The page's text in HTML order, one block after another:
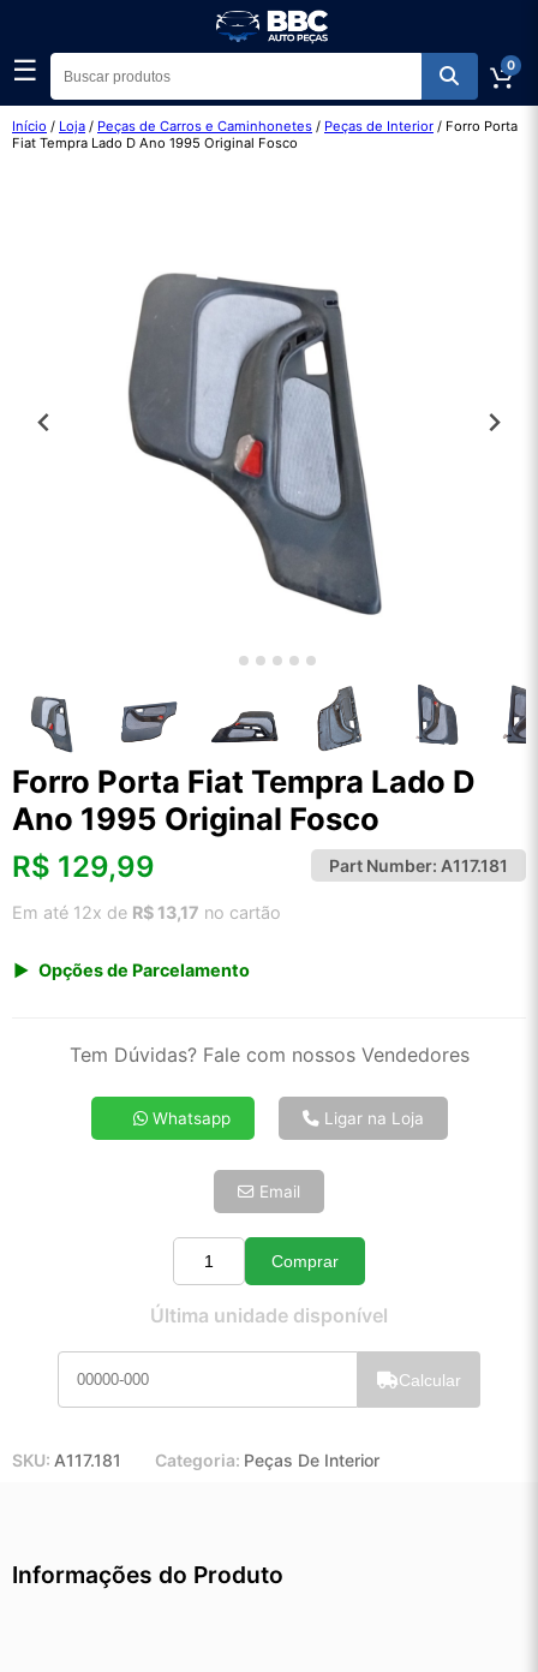
☰ 0
Início / Loja / Peças de Carros e Caminhonetes / Peças de Interior / Forro Porta
Fiat Tempra Lado D Ano 1995 Original Fosco
Forro Porta Fiat Tempra Lado D
Ano 1995 Original Fosco
R$ 129,99 Part Number: A117.181
Em até 12x de R$ 13,17 no cartão
Opções de Parcelamento
2x de R$ 69,96
4x de R$ 36,03
5x de R$ 29,20
Tem Dúvidas? Fale com nossos Vendedores
Whatsapp Ligar na Loja
Email
Quantidade
Comprar
Última unidade disponível
Calcular
SKU: A117.181 Categoria: Peças De Interior
Informações do Produto